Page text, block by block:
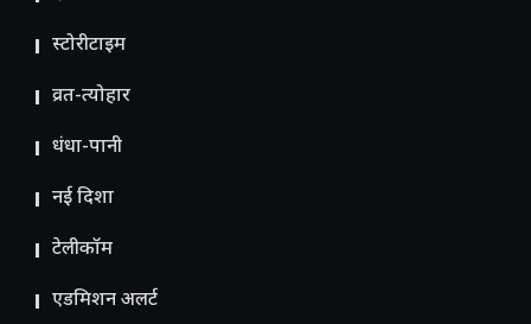
स्टोरीटाइम
व्रत-त्योहार
धंधा-पानी
नई दिशा
टेलीकॉम
ए​डमिशन अलर्ट